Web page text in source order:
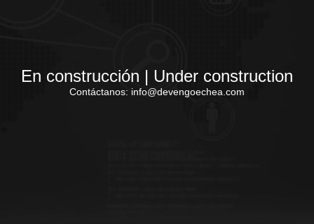
En construcción | Under construction
Contáctanos: info@devengoechea.com